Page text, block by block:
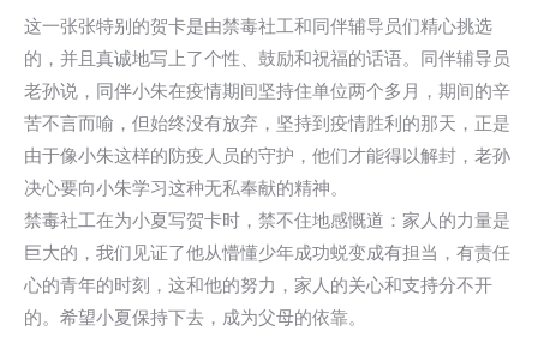
这一张张特别的贺卡是由禁毒社工和同伴辅导员们精心挑选
的，并且真诚地写上了个性、鼓励和祝福的话语。同伴辅导员
老孙说，同伴小朱在疫情期间坚持住单位两个多月，期间的辛
苦不言而喻，但始终没有放弃，坚持到疫情胜利的那天，正是
由于像小朱这样的防疫人员的守护，他们才能得以解封，老孙
决心要向小朱学习这种无私奉献的精神。
禁毒社工在为小夏写贺卡时，禁不住地感慨道：家人的力量是
巨大的，我们见证了他从懵懂少年成功蜕变成有担当，有责任
心的青年的时刻，这和他的努力，家人的关心和支持分不开
的。希望小夏保持下去，成为父母的依靠。